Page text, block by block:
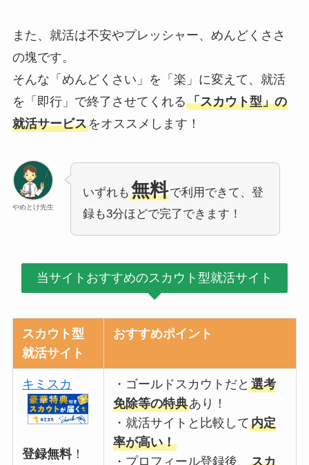
また、就活は不安やプレッシャー、めんどくささ
の塊です。
そんな「めんどくさい」を「楽」に変えて、就活
を「即行」で終了させてくれる「スカウト型」の
就活サービスをオススメします！
やめとけ先生
いずれも 無料で利用できて、登
録も3分ほどで完了できます！
当サイトおすすめのスカウト型就活サイト
スカウト型
就活サイト
おすすめポイント
キミスカ
登録無料！
・ゴールドスカウトだと選考
免除等の特典あり！
・就活サイトと比較して内定
率が高い！
・プロフィール登録後、スカ